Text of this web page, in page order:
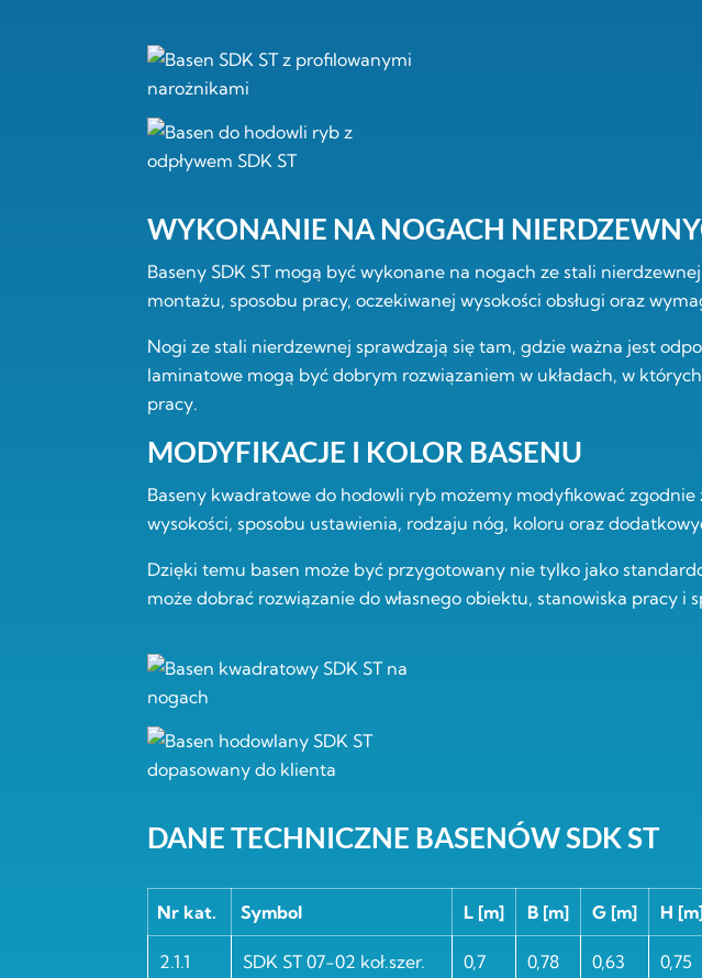
WYKONANIE NA NOGACH
Baseny SDK ST mogą być wykonane na nogach ze stali
montażu, sposobu pracy, oczekiwanej wysokości obsługi oraz
Nogi ze stali nierdzewnej sprawdzają się tam, gdzie ważna jest
laminatowe mogą być dobrym rozwiązaniem w układach, w
pracy.
MODYFIKACJE I KOLOR BASENU
Baseny kwadratowe do hodowli ryb możemy modyfikować
wysokości, sposobu ustawienia, rodzaju nóg, koloru oraz
Dzięki temu basen może być przygotowany nie tylko jako
może dobrać rozwiązanie do własnego obiektu, stanowiska pracy i
DANE TECHNICZNE BASENÓW SDK ST
Nr kat. Symbol L [m] B [m] G [m] H
2.1.1 SDK ST 07-02 koł.szer. 0,7 0,78 0,63 0,75